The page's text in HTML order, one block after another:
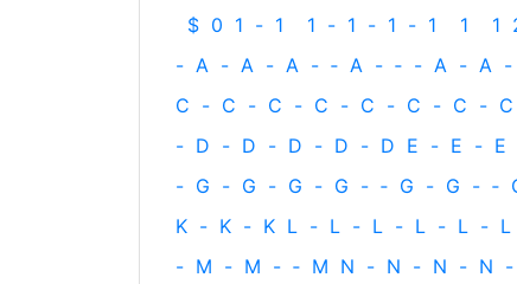
$ 0 1 - 1 1 - 1 - 1 - 1 1 1
- A - A - A - ‐ A - ‐ - A - A -
C - C - C - C - C - C - C - C
- D - D - D - D - D E - E - E
- G - G - G - G - ‐ G - G - ‐
K - K - K L - L - L - L - L - L
- M - M - ‐ M N - N - N - N -